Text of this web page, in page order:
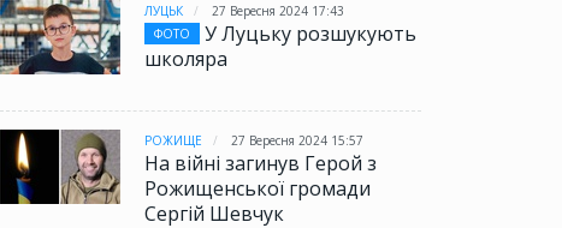
ЛУЦЬК
27 Вересня 2024 17:43
ФОТО
У Луцьку розшукують
школяра
РОЖИЩЕ 27 Вересня 2024 15:57
На війні загинув Герой з
Рожищенської громади
Сергій Шевчук